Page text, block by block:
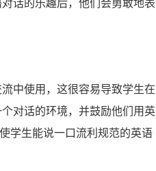
话的乐趣后，他们会勇敢地表
中使用，这很容易导致学生在
对话的环境，并鼓励他们用英
学生能说一口流利规范的英语